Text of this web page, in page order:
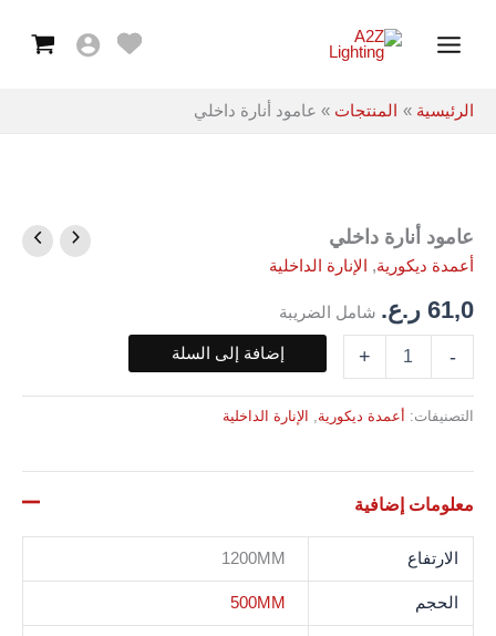
Menu
الرئيسية المنتجات عامود أنارة داخلي
عامود أنارة داخلي
أعمدة ديكورية, الإنارة الداخلية
61,0 ر.ع. شامل الضريبة
-
كمية
عامود
داخلي
+ إضافة إلى السلة
التصنيفات: أعمدة ديكورية الإنارة الداخلية
معلومات إضافية
الارتفاع 1200MM
الحجم 500MM